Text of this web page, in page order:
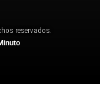
reservados.